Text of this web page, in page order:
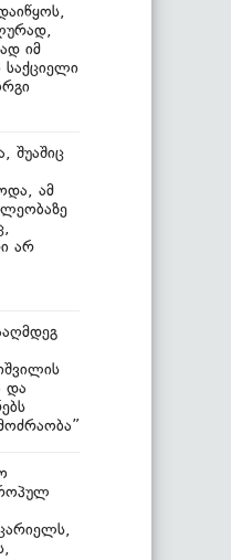
იმ
საქციელი
შუაშიც
ამ
არ
და